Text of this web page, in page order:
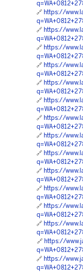
🔗 https://
🔗 https://
🔗 https://
🔗 https://
🔗 https://
🔗 https://
🔗 https://
🔗 https://
🔗 https://
🔗 https://
🔗 https://
🔗 https://
🔗 https://
🔗 https://
🔗 https://